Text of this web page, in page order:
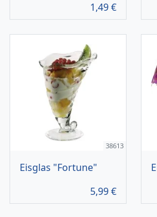
1,49€
38613
Eisglas "Fortune"
5,99€